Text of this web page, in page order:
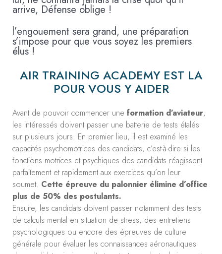
arrive, Défense oblige !
l’engouement sera grand, une préparation
s’impose pour que vous soyez les premiers
élus !
AIR TRAINING ACADEMY EST LA
POUR VOUS Y AIDER
Avant de pouvoir commencer une formation d’aviateur,
les intéressés doivent passer une batterie de tests étalés
sur plusieurs jours. En premier lieu, il est examiné les
capacités psychomotrices des candidats, c’est-à-dire si les
fonctions motrices et psychiques des candidats réagissent
parfaitement et rapidement aux exercices qu’on leur
soumet. Cette épreuve du palonnier élimine d’office
plus de 50% des postulants.
Ensuite, les candidats doivent passer notamment des tests
de calculs mental en situation de stress, des entretiens
psychologiques ou encore des épreuves de culture
générale pour évaluer les connaissances aéronautiques